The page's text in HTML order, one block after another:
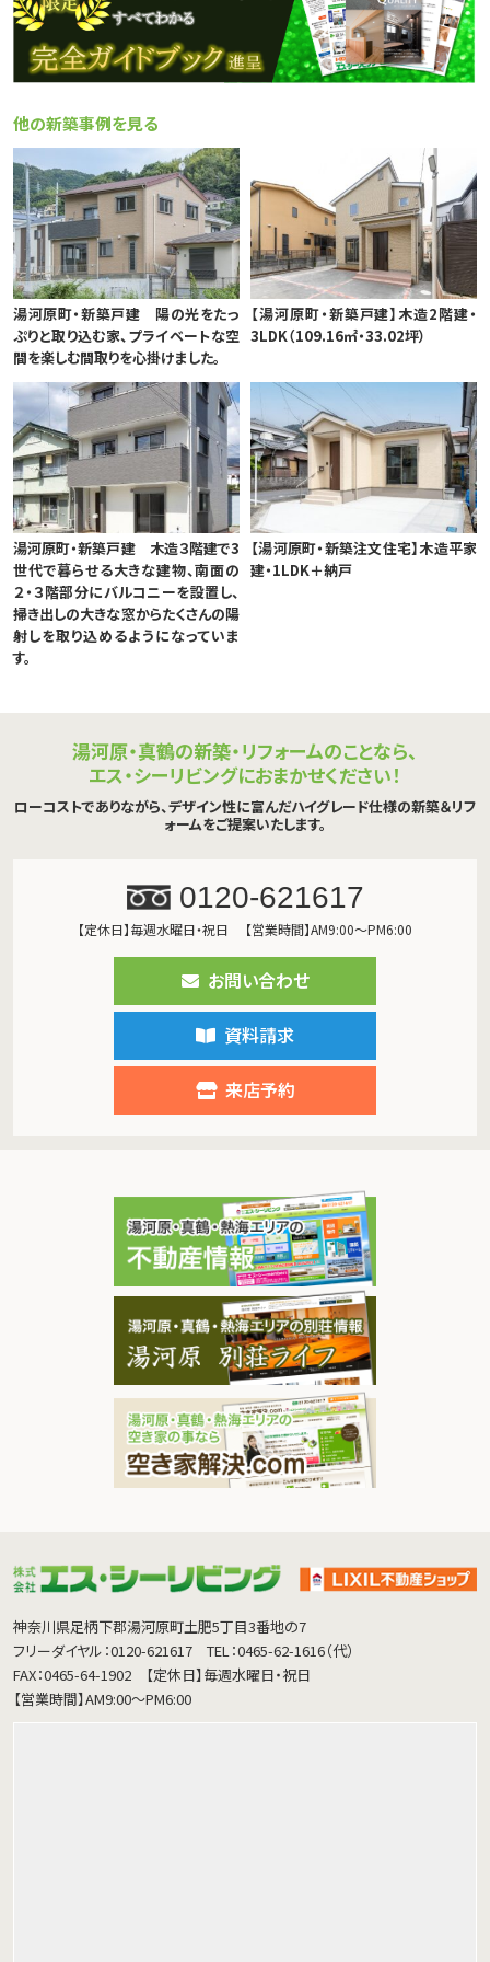
他の新築事例を見る
湯河原町・新築戸建 陽の光をたっ
ぷりと取り込む家、プライベートな空
間を楽しむ間取りを心掛けました。
【湯河原町・新築戸建】木造2階建・
3LDK（109.16㎡・33.02坪）
湯河原町・新築戸建 木造３階建で3
世代で暮らせる大きな建物、南面の
２・３階部分にバルコニーを設置し、
掃き出しの大きな窓からたくさんの陽
射しを取り込めるようになっていま
す。
【湯河原町・新築注文住宅】木造平家
建・1LDK＋納戸
湯河原・真鶴の新築・リフォームのことなら、
エス・シーリビングにおまかせください！
ローコストでありながら、デザイン性に富んだハイグレード仕様の新築＆リフ
ォームをご提案いたします。
0120-621617
【定休日】毎週水曜日・祝日 【営業時間】AM9:00～PM6:00
お問い合わせ
資料請求
来店予約
神奈川県足柄下郡湯河原町土肥5丁目3番地の7
フリーダイヤル：0120-621617
TEL：0465-62-1616（代）
FAX：0465-64-1902
【定休日】毎週水曜日・祝日
【営業時間】AM9:00～PM6:00